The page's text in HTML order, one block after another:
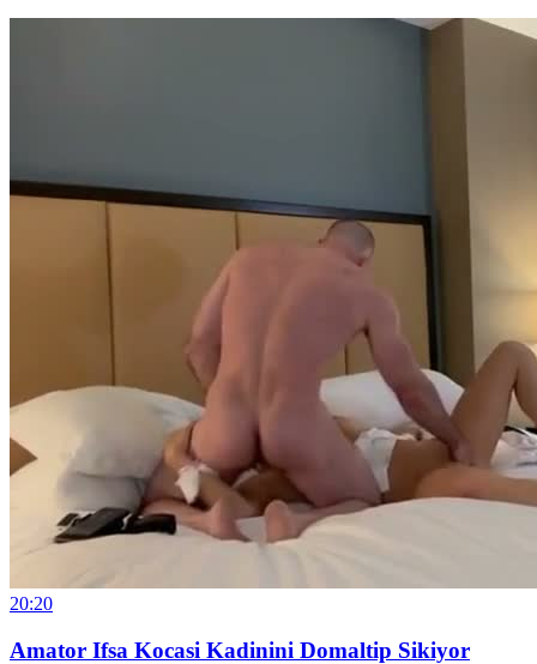
20:20
Amator Ifsa Kocasi Kadinini Domaltip Sikiyor